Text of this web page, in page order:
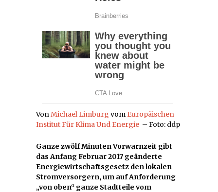
VonMichael Limburg vom Europäischen
Institut Für Klima Und Energie – Foto: ddp
Ganze zwölf Minuten Vorwarnzeit gibt
das Anfang Februar 2017 geänderte
Energiewirtschaftsgesetz den lokalen
Stromversorgern, um auf Anforderung
„von oben“ ganze Stadtteile vom